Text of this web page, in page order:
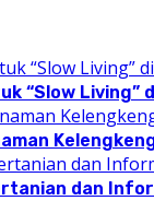
“Slow
dan